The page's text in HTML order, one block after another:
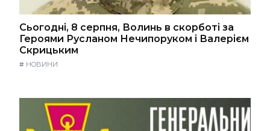
Сьогодні, 8 серпня, Волинь в скорботі за
Героями Русланом Нечипоруком і Валерієм
Скрицьким
# НОВИНИ